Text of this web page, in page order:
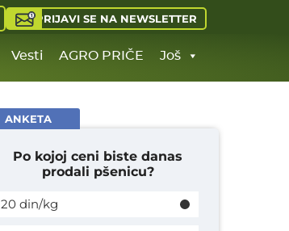
PRIJAVI SE NA NEWSLETTER
Vesti AGRO PRIČE Još
ANKETA
Po kojoj ceni biste danas
prodali pšenicu?
20 din/kg